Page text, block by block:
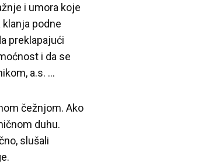
i umora koje
podne
preklapajući
i da se
a.s. …
čežnjom. Ako
duhu.
slušali